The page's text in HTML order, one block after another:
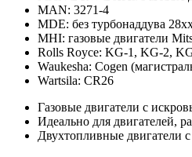
MAN: 3271-4
MDE: без турбонаддува
MHI: газовые двигатели
Rolls Royce: KG-1, KG-2,
Waukesha: Cogen
Wartsila: CR26
Газовые двигатели с
Идеально для двигателей,
Двухтопливные двигатели